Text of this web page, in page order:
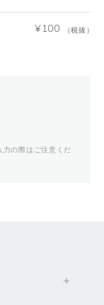
¥100 （税抜）
の際はご注意くだ